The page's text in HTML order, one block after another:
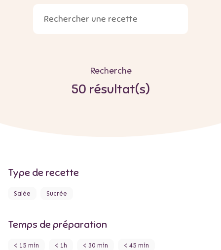
Recherche
50 résultat(s)
Type de recette
Salée Sucrée
Temps de préparation
< 15 min < 1h < 30 min < 45 min